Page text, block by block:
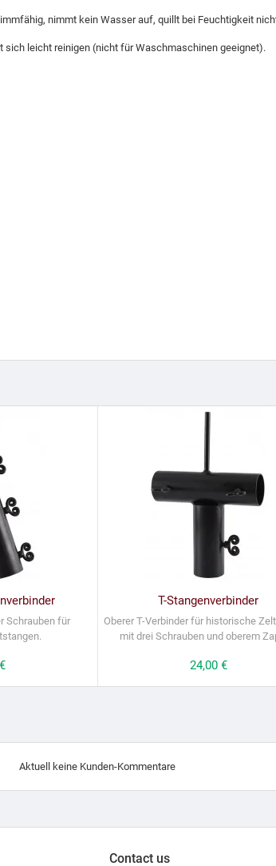
nimmt kein Wasser auf, quillt bei Feuchtigkeit
leicht reinigen (nicht für Waschmaschinen geeignet).
Schrauben für
T-Stangenverbinder
Oberer T-Verbinder für historische
mit drei Schrauben und oberem
Preis
24,00 €
Aktuell keine Kunden-Kommentare
Contact us